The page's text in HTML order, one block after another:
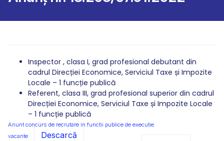
Inspector , clasa I, grad profesional debutant din
cadrul Direcției Economice, Serviciul Taxe și Impozite
Locale – 1 funcție publică
Referent, clasa III, grad profesional superior din cadrul
Direcției Economice, Serviciul Taxe și Impozite Locale
– 1 funcție publică
Anunt concurs de recrutare in functii publice de executie
vacante
Descarcă